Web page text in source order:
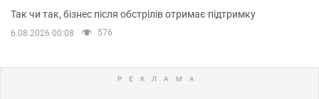
приміщень
Так чи так, бізнес після обстрілів отримає підтримку
6.08.2026 00:08 576